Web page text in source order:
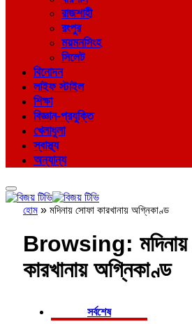
রাজশাহী
রংপুর
ময়মনসিংহ
সিলেট
বিনোদন
লাইফ স্টাইল
শিক্ষা
বিজ্ঞান-প্রযুক্তি
খেলাধুলা
স্বাস্থ্য
অন্যান্য
হোম » মদিনায় সোফা কারখানায় অগ্নিকাণ্ড
Browsing:
কারখানায় অগ্নিকাণ্ড
সর্বশেষ